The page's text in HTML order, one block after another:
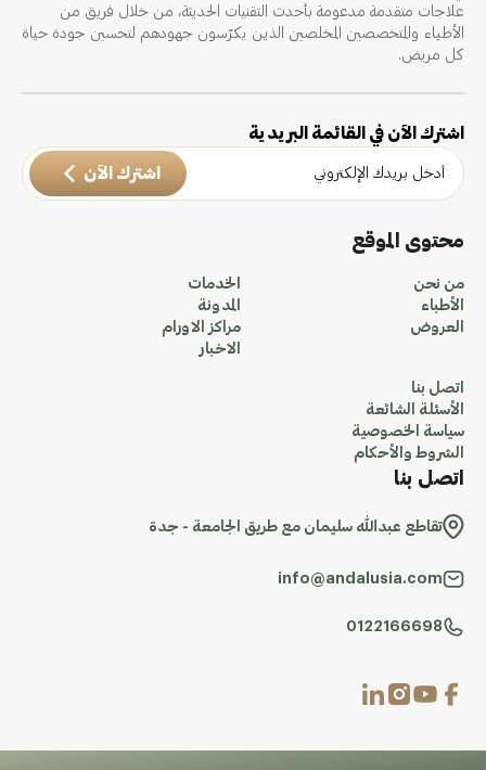
علاجات متقدمة مدعومة بأحدث التقنيات الحديثة، من خلال فريق من
الأطباء والمتخصصين المخلصين الذين يكرّسون جهودهم لتحسين جودة حياة
كل مريض.
اشترك الآن في القائمة البريدية
اشترك الآن
محتوى الموقع
من نحن
الأطباء
العروض
الخدمات
المدونة
مراكز الاورام
الاخبار
اتصل بنا
الأسئلة الشائعة
سياسة الخصوصية
الشروط والأحكام
اتصل بنا
تقاطع عبدالله سليمان مع طريق الجامعة - جدة
info@andalusia.com
0122166698